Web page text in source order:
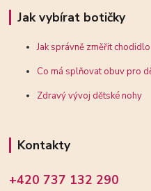
Jak vybírat botičky
Jak správně změřit chodidlo
Co má splňovat obuv pro
Zdravý vývoj dětské nohy
Kontakty
+420 737 132 290